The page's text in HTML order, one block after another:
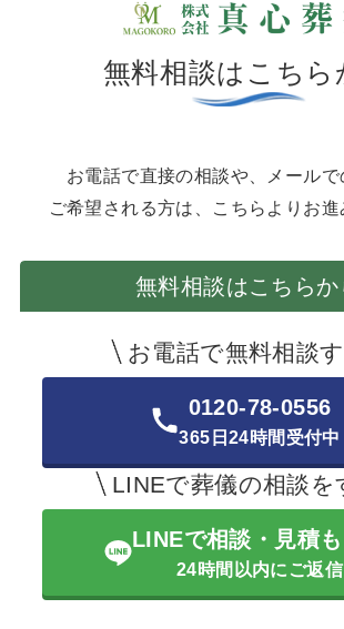
無料相談はこちら
お電話で直接の相談や、メール
ご希望される方は、こちらよりお進
無料相談はこちらか
お電話で無料相談
0120-78-0556
365日24時間受付中
LINEで葬儀の相談を
LINEで相談・見積
24時間以内にご返信